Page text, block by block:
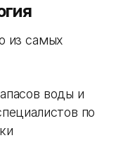
из самых
воды и
по